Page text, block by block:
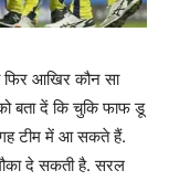
आखिर कौन सा
बता दें कि चुकि फाफ डू
टीम में आ सकते हैं.
दे सकती है. सरल